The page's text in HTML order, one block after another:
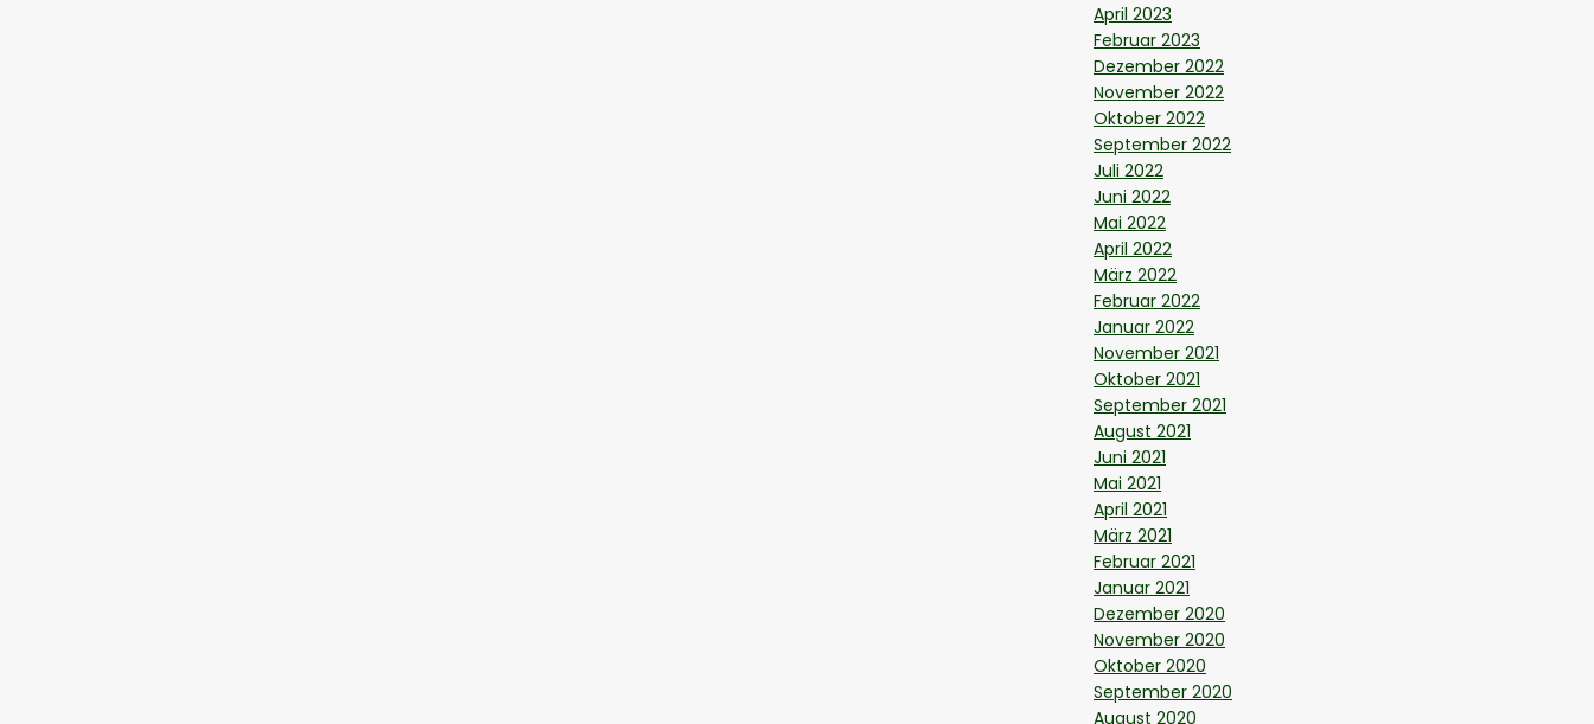
April 2023
Februar 2023
Dezember 2022
November 2022
Oktober 2022
September 2022
Juli 2022
Juni 2022
Mai 2022
April 2022
März 2022
Februar 2022
Januar 2022
November 2021
Oktober 2021
September 2021
August 2021
Juni 2021
Mai 2021
April 2021
März 2021
Februar 2021
Januar 2021
Dezember 2020
November 2020
Oktober 2020
September 2020
August 2020